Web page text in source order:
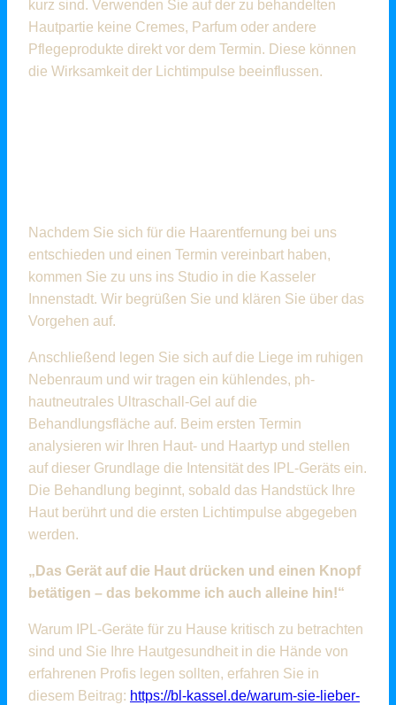
kurz sind. Verwenden Sie auf der zu behandelten
Hautpartie keine Cremes, Parfum oder andere
Pflegeprodukte direkt vor dem Termin. Diese können
die Wirksamkeit der Lichtimpulse beeinflussen.
Nachdem Sie sich für die Haarentfernung bei uns
entschieden und einen Termin vereinbart haben,
kommen Sie zu uns ins Studio in die Kasseler
Innenstadt. Wir begrüßen Sie und klären Sie über das
Vorgehen auf.
Anschließend legen Sie sich auf die Liege im ruhigen
Nebenraum und wir tragen ein kühlendes, ph-
hautneutrales Ultraschall-Gel auf die
Behandlungsfläche auf. Beim ersten Termin
analysieren wir Ihren Haut- und Haartyp und stellen
auf dieser Grundlage die Intensität des IPL-Geräts ein.
Die Behandlung beginnt, sobald das Handstück Ihre
Haut berührt und die ersten Lichtimpulse abgegeben
werden.
„Das Gerät auf die Haut drücken und einen Knopf
betätigen – das bekomme ich auch alleine hin!“
Warum IPL-Geräte für zu Hause kritisch zu betrachten
sind und Sie Ihre Hautgesundheit in die Hände von
erfahrenen Profis legen sollten, erfahren Sie in
diesem Beitrag: https://bl-kassel.de/warum-sie-lieber-